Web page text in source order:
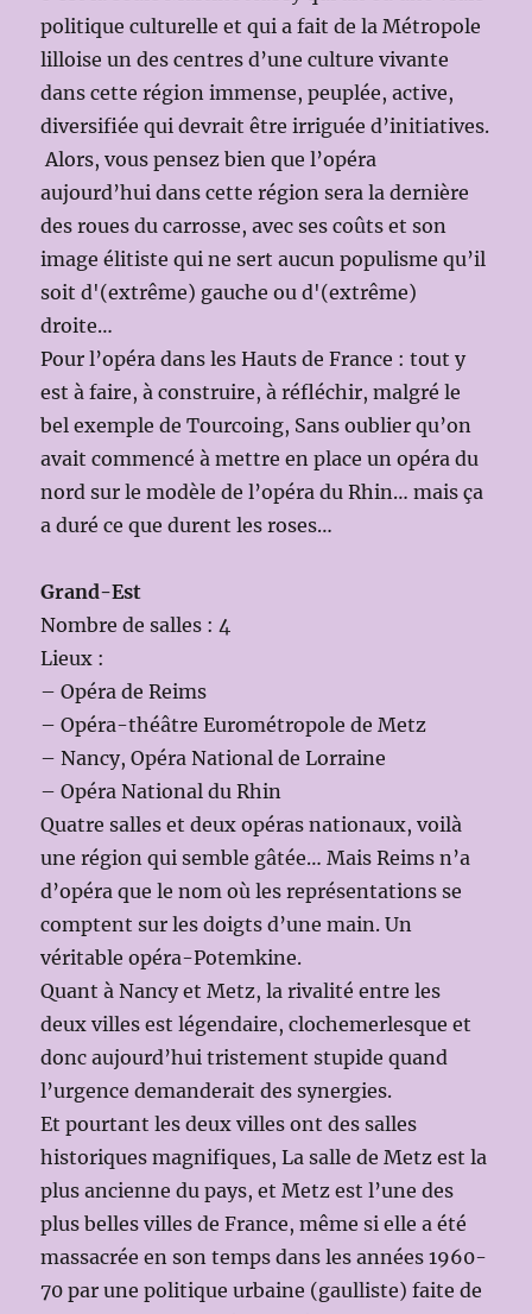
politique culturelle et qui a fait de la Métropole
lilloise un des centres d’une culture vivante
dans cette région immense, peuplée, active,
diversifiée qui devrait être irriguée d’initiatives.
Alors, vous pensez bien que l’opéra
aujourd’hui dans cette région sera la dernière
des roues du carrosse, avec ses coûts et son
image élitiste qui ne sert aucun populisme qu’il
soit d'(extrême) gauche ou d'(extrême)
droite…
Pour l’opéra dans les Hauts de France : tout y
est à faire, à construire, à réfléchir, malgré le
bel exemple de Tourcoing, Sans oublier qu’on
avait commencé à mettre en place un opéra du
nord sur le modèle de l’opéra du Rhin… mais ça
a duré ce que durent les roses…
Grand-Est
Nombre de salles : 4
Lieux :
– Opéra de Reims
– Opéra-théâtre Eurométropole de Metz
– Nancy, Opéra National de Lorraine
– Opéra National du Rhin
Quatre salles et deux opéras nationaux, voilà
une région qui semble gâtée… Mais Reims n’a
d’opéra que le nom où les représentations se
comptent sur les doigts d’une main. Un
véritable opéra-Potemkine.
Quant à Nancy et Metz, la rivalité entre les
deux villes est légendaire, clochemerlesque et
donc aujourd’hui tristement stupide quand
l’urgence demanderait des synergies.
Et pourtant les deux villes ont des salles
historiques magnifiques, La salle de Metz est la
plus ancienne du pays, et Metz est l’une des
plus belles villes de France, même si elle a été
massacrée en son temps dans les années 1960-
70 par une politique urbaine (gaulliste) faite de